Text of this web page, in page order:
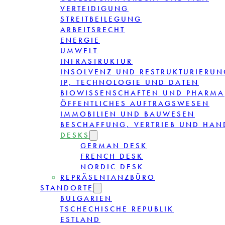
VERTEIDIGUNG
STREITBEILEGUNG
ARBEITSRECHT
ENERGIE
UMWELT
INFRASTRUKTUR
INSOLVENZ UND
IP, TECHNOLOGIE UND DATEN
BIOWISSENSCHAFTEN UND PHARMA
ÖFFENTLICHES AUFTRAGSWESEN
IMMOBILIEN UND BAUWESEN
BESCHAFFUNG, VERTRIEB UND
DESKS
GERMAN DESK
FRENCH DESK
NORDIC DESK
REPRÄSENTANZBÜRO
STANDORTE
BULGARIEN
TSCHECHISCHE REPUBLIK
ESTLAND